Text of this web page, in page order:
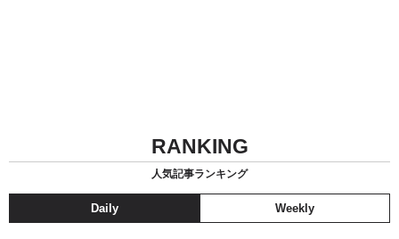
RANKING
人気記事ランキング
Daily Weekly